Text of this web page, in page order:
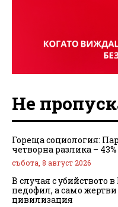
Не
Гореща социология:
четворна разлика – 43%
събота, 8 август 2026
В случая с убийството
педофил, а само
цивилизация